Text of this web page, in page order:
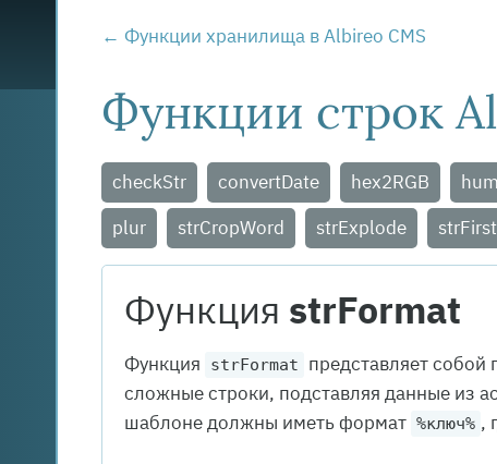
Функции хранилища в Albireo CMS
Функции строк
checkStr convertDate hex2RGB
plur
strCropWord strExplode
Функция strFormat
Функция strFormat
представляет
сложные строки, подставляя данные из
шаблоне должны иметь формат %ключ% ,